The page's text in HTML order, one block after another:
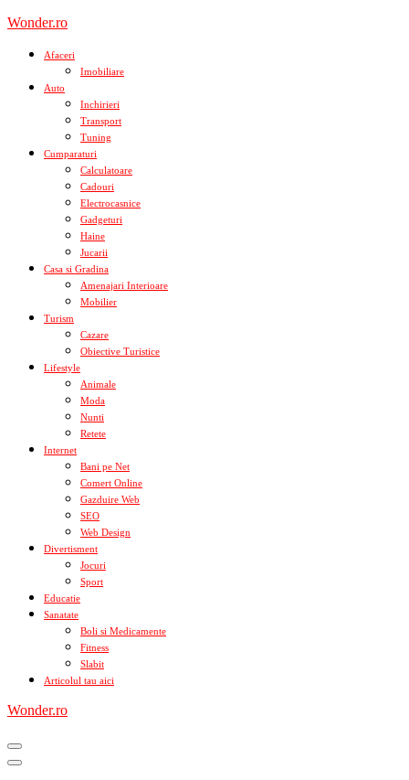
Skip
content
Wonder.ro
Afaceri
Imobiliare
Auto
Inchirieri
Transport
Tuning
Cumparaturi
Calculatoare
Cadouri
Electrocasnice
Gadgeturi
Haine
Jucarii
Casa si Gradina
Amenajari Interioare
Mobilier
Turism
Cazare
Obiective Turistice
Lifestyle
Animale
Moda
Nunti
Retete
Internet
Bani pe Net
Comert Online
Gazduire Web
SEO
Web Design
Divertisment
Jocuri
Sport
Educatie
Sanatate
Boli si Medicamente
Fitness
Slabit
Articolul tau aici
Wonder.ro